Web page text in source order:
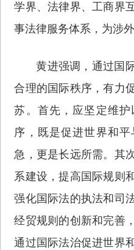
学界、法律界、工商界
事法律服务体系，为涉
黄进强调，通过国
合理的国际秩序，有力
苏。首先，应坚定维
序，既是促进世界和
急，更是长远所需。其
系建设，提高国际规则
强化国际法的执法和司
经贸规则的创新和完善
通过国际法治促进世界